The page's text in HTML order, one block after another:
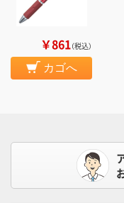
￥861（税込）
カゴへ